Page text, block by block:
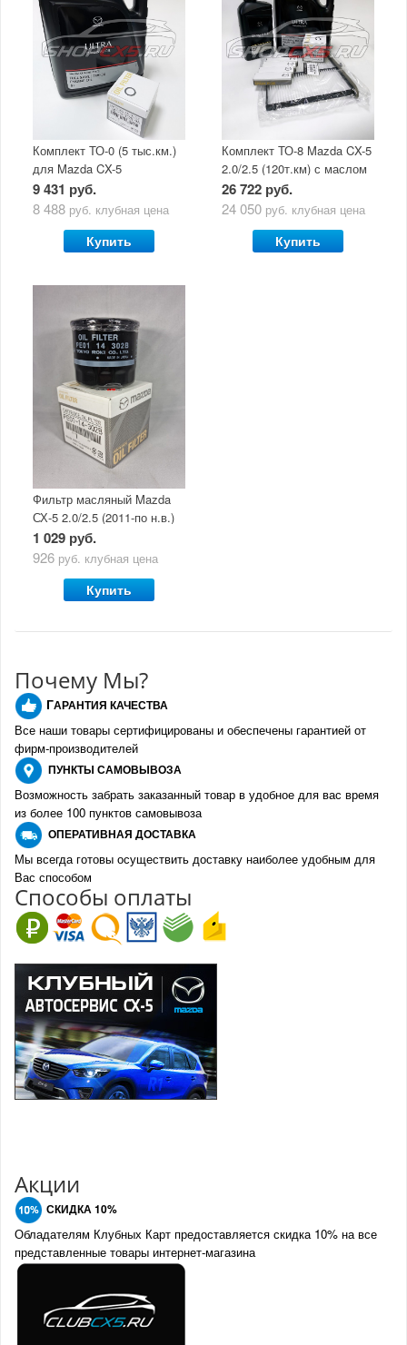
Комплект ТО-0 (5 тыс.км.)
для Mazda CX-5
(двигатель 2.0/2.5) с
маслом Mazda Original Oil
9 431 руб.
8 488 руб. клубная цена
Купить
Комплект ТО-8 Mazda CX-5
2.0/2.5 (120т.км) с маслом
Mazda Original Oil Ultra
5W30
26 722 руб.
24 050 руб. клубная цена
Купить
Фильтр масляный Mazda
СХ-5 2.0/2.5 (2011-по н.в.)
1 029 руб.
926 руб. клубная цена
Купить
Почему Мы?
ГАРАНТИЯ КАЧЕСТВА
Все наши товары сертифицированы и обеспечены гарантией от
фирм-производителей
ПУНКТЫ САМОВЫВОЗА
Возможность забрать заказанный товар в удобное для вас время
из более 100 пунктов самовывоза
ОПЕРАТИВНАЯ ДОСТАВКА
Мы всегда готовы осуществить доставку наиболее удобным для
Вас способом
Способы оплаты
Акции
СКИДКА 10%
Обладателям Клубных Карт предоставляется скидка 10% на все
представленные товары интернет-магазина